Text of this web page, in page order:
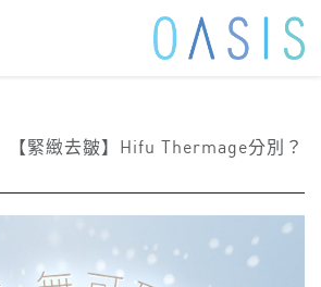
【緊緻去皺】Hifu Thermage分別？